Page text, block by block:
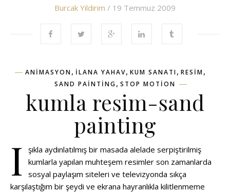
Burcak Yildirim / 19 Temmuz 2009
ANIMASYON, ILANA YAHAV, KUM SANATI, RESIM,
SAND PAINTING, STOP MOTION
kumla resim-sand
painting
I
şıkla aydınlatılmış bir masada alelade serpiştirilmiş
kumlarla yapılan muhteşem resimler son zamanlarda
sosyal paylaşım siteleri ve televizyonda sıkça
karşılaştığım bir şeydi ve ekrana hayranlıkla kilitlenmeme